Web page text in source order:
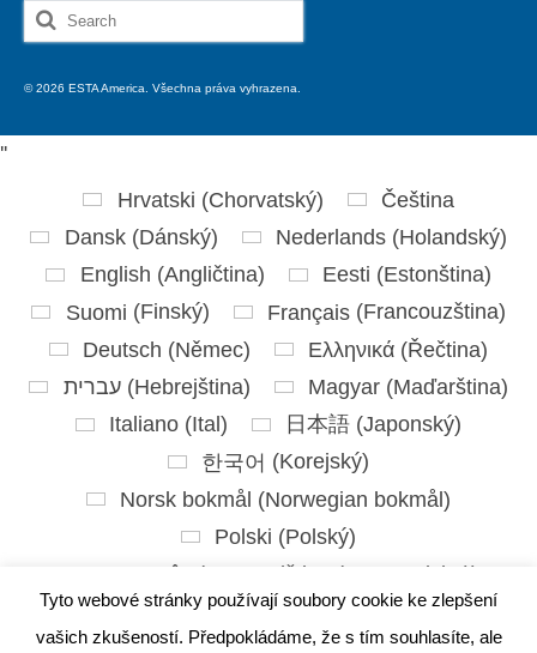
Search
for:
© 2026 ESTA America. Všechna práva vyhrazena.
Tyto webové stránky používají soubory cookie ke zlepšení
vašich zkušeností. Předpokládáme, že s tím souhlasíte, ale
''
Hrvatski (Chorvatský)
Čeština
Dansk(Dánský) Nederlands(Holandský)
English (Angličtina) Eesti (Estonština)
Suomi (Finský) Français(Francouzština)
Deutsch (Němec) Ελληνικά (Řečtina)
עברית(Hebrejština) Magyar(Maďarština)
Italiano (Ital ) 日本語 (Japonský)
한국어 (Korejský)
Norsk bokmål (Norwegian bokmål)
Polski (Polský)
Português
(Portugalština ( Portugalsko))
Slovenčina(Slovenština)